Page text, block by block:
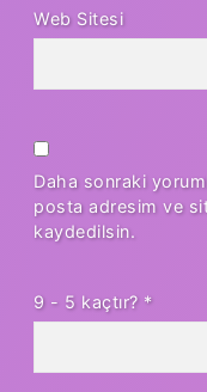
Web Sitesi
Daha sonraki
posta adresim ve
kaydedilsin.
9 - 5 kaçtır? *